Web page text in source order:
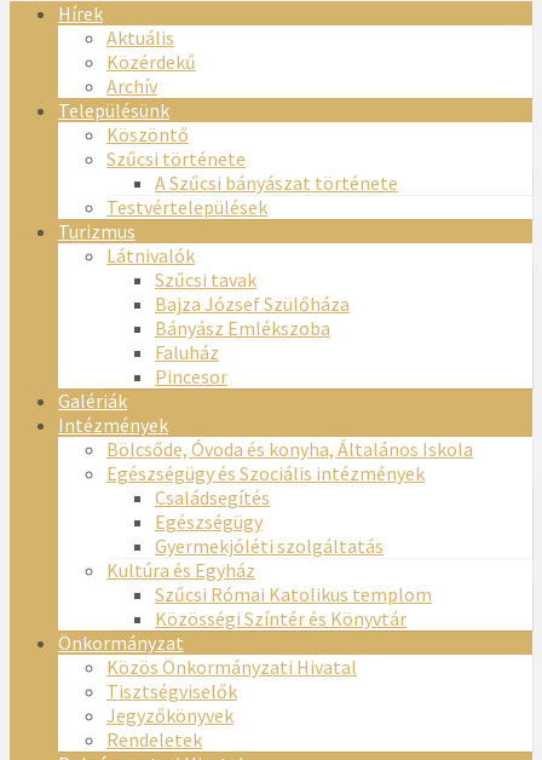
Hírek
Aktuális
Közérdekű
Archív
Településünk
Köszöntő
Szűcsi története
A Szűcsi bányászat története
Testvértelepülések
Turizmus
Látnivalók
Szűcsi tavak
Bajza József Szülőháza
Bányász Emlékszoba
Faluház
Pincesor
Galériák
Intézmények
Bölcsőde, Óvoda és konyha, Általános Iskola
Egészségügy és Szociális intézmények
Családsegítés
Egészségügy
Gyermekjóléti szolgáltatás
Kultúra és Egyház
Szűcsi Római Katolikus templom
Közösségi Színtér és Könyvtár
Önkormányzat
Közös Önkormányzati Hivatal
Tisztségviselők
Jegyzőkönyvek
Rendeletek